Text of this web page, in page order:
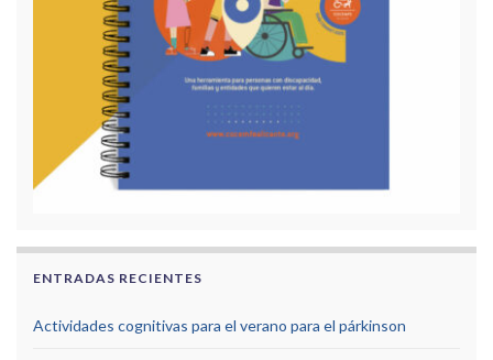
ENTRADAS RECIENTES
Actividades cognitivas para el verano para el párkinson